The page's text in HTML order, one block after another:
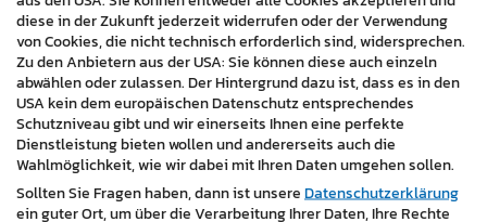
verständlich und leicht weiterverwendbar.
KI-Systeme greifen bevorzugt auf solche strukturierten
Informationen zu.
4. Sichtbare Expertise – Vertrauen für Mensch und
Maschine
Referenzen, Projektbeispiele und Kundenstimmen
zeigen, dass Ihre Leistungen verlässlich sind. Das stärkt
diese in der Zukunft jederzeit widerrufen oder der Verwendung
von Cookies, die nicht technisch erforderlich sind, widersprechen.
Zu den Anbietern aus der USA: Sie können diese auch einzeln
abwählen oder zulassen. Der Hintergrund dazu ist, dass es in den
USA kein dem europäischen Datenschutz entsprechendes
Schutzniveau gibt und wir einerseits Ihnen eine perfekte
Dienstleistung bieten wollen und andererseits auch die
Wahlmöglichkeit, wie wir dabei mit Ihren Daten umgehen sollen.
Sollten Sie Fragen haben, dann ist unsereDatenschutzerklärung
ein guter Ort, um über die Verarbeitung Ihrer Daten, Ihre Rechte